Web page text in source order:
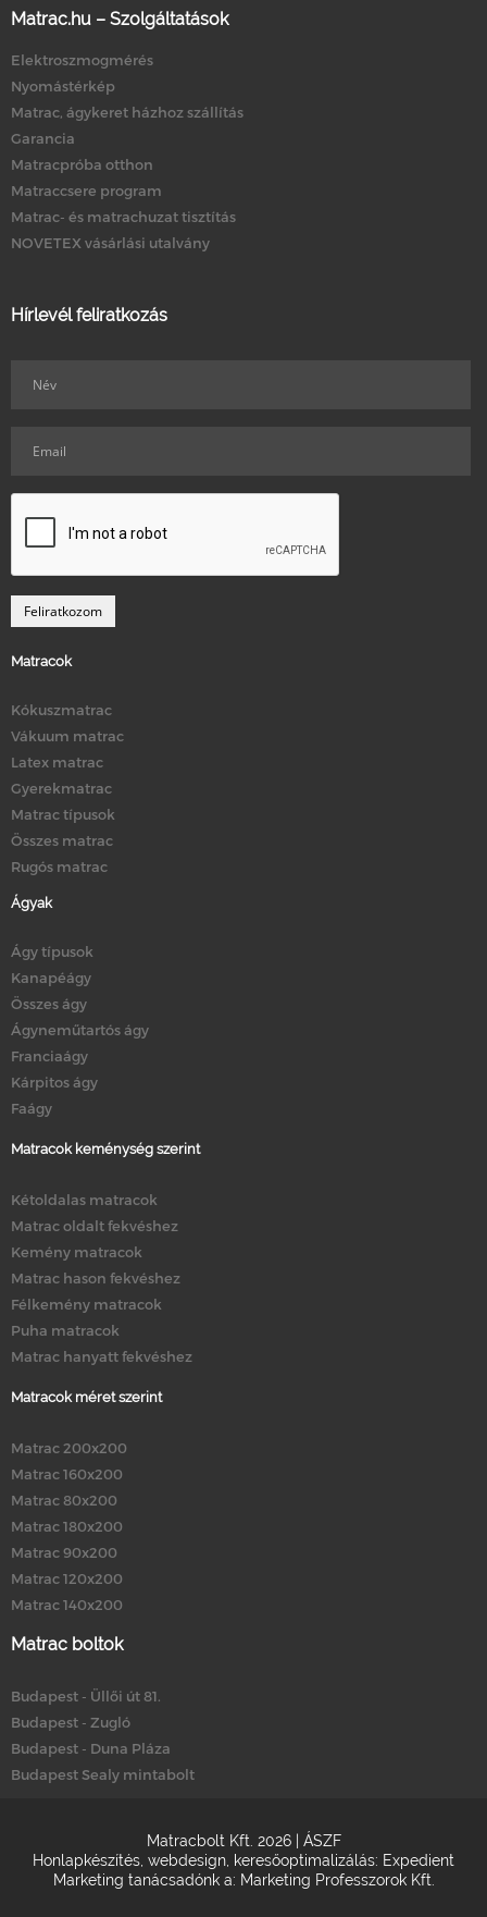
Matrac.hu – Szolgáltatások
Elektroszmogmérés
Nyomástérkép
Matrac, ágykeret házhoz szállítás
Garancia
Matracpróba otthon
Matraccsere program
Matrac- és matrachuzat tisztítás
NOVETEX vásárlási utalvány
Hírlevél feliratkozás
Matracok
Kókuszmatrac
Vákuum matrac
Latex matrac
Gyerekmatrac
Matrac típusok
Összes matrac
Rugós matrac
Ágyak
Ágy típusok
Kanapéágy
Összes ágy
Ágyneműtartós ágy
Franciaágy
Kárpitos ágy
Faágy
Matracok keménység szerint
Kétoldalas matracok
Matrac oldalt fekvéshez
Kemény matracok
Matrac hason fekvéshez
Félkemény matracok
Puha matracok
Matrac hanyatt fekvéshez
Matracok méret szerint
Matrac 200x200
Matrac 160x200
Matrac 80x200
Matrac 180x200
Matrac 90x200
Matrac 120x200
Matrac 140x200
Matrac boltok
Budapest - Üllői út 81.
Budapest - Zugló
Budapest - Duna Pláza
Budapest Sealy mintabolt
Matracbolt Kft. 2026 | ÁSZF
Honlapkészítés webdesign keresőoptimalizálás: Expedient
Marketing tanácsadónk a: Marketing Professzorok Kft.